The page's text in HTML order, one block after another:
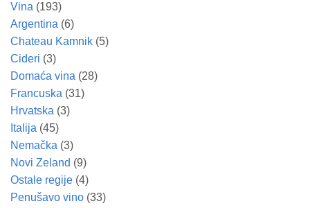
Vina (193)
Argentina (6)
Chateau Kamnik (5)
Cideri (3)
Domaća vina (28)
Francuska (31)
Hrvatska (3)
Italija (45)
Nemačka (3)
Novi Zeland (9)
Ostale regije (4)
Penušavo vino (33)